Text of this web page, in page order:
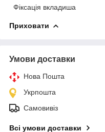
Фіксація вкладиша
Приховати
Умови доставки
Нова Пошта
Укрпошта
Самовивіз
Всі умови доставки